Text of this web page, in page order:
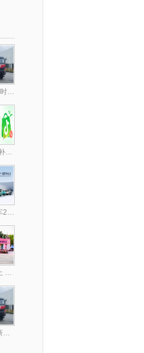
充电1小时畅行300公里，乘龙H7纯电自卸破解里程焦虑
“疯狂国补日”四五月加码再变身？上抖音享国补的背后，耐消行业商家机会来了
福田汽车2025年一季度新能源销量同比大增174.2%，持续领跑新能源市场
乘龙向上 共赴星海，乘龙跑团2025柳州马拉松激情开跑
以旧换新至高补贴17万！乘龙H7纯电自卸换购正当时